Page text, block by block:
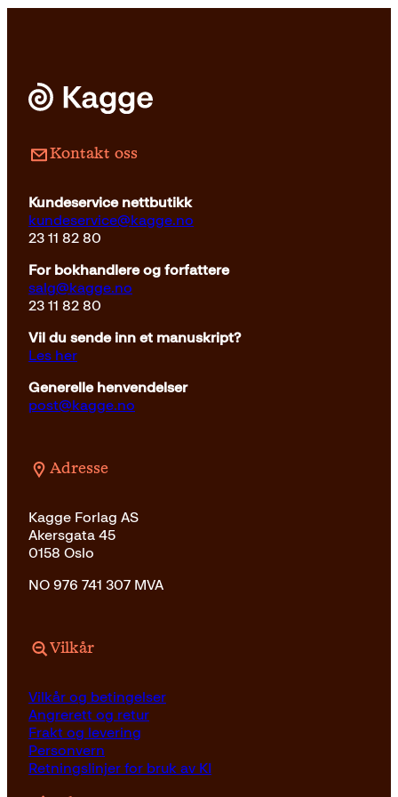
Kontakt oss
Kundeservice nettbutikk
kundeservice@kagge.no
23 11 82 80
For bokhandlere og forfattere
salg@kagge.no
23 11 82 80
Vil du sende inn et manuskript?
Les her
Generelle henvendelser
post@kagge.no
Adresse
Kagge Forlag AS
Akersgata 45
0158 Oslo
NO 976 741 307 MVA
Vilkår
Vilkår og betingelser
Angrerett og retur
Frakt og levering
Personvern
Retningslinjer for bruk av KI